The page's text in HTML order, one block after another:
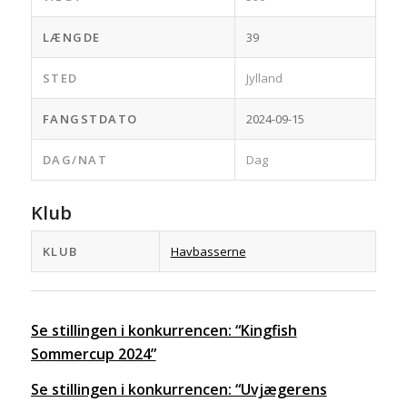
LÆNGDE 39
STED Jylland
FANGSTDATO 2024-09-15
DAG/NAT Dag
Klub
KLUB Havbasserne
Se stillingen i konkurrencen: “Kingfish
Sommercup 2024”
Se stillingen i konkurrencen: “Uvjægerens